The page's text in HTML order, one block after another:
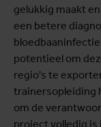
gelukkig maakt
een betere
potentieel om
regio's te
trainersopleiding
om de
project volledig is